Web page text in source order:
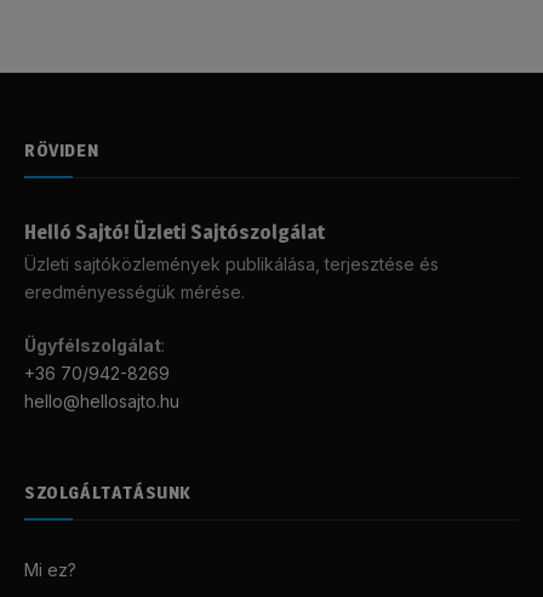
RÖVIDEN
Helló Sajtó! Üzleti Sajtószolgálat
Üzleti sajtóközlemények publikálása, terjesztése és
eredményességük mérése.
Ügyfélszolgálat:
+36 70/942-8269
hello@hellosajto.hu
SZOLGÁLTATÁSUNK
Mi ez?